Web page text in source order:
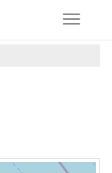
Toggle